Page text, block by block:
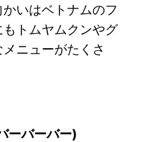
いはベトナムのフ
トムヤムクンやグ
ニューがたくさ
ーバーバー)